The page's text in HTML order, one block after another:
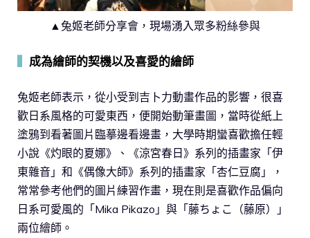
▲兔姬老師分享會，現場湧入眾多粉絲參與
成為繪師的契機以及喜愛的繪師
兔姬老師表示，從小受到吉卜力動畫作品的影響，很喜
歡日系風格的可愛東西，便開始動筆畫圖，當時從紙上
塗鴉到看著圖片臨摹邊看邊畫，大學時期蠻喜歡擔任輕
小說《灼眼的夏娜》、《涼宮春日》系列的插畫家「伊
東雜音」和《偶像大師》系列的插畫家「杏仁豆腐」，
常常參考他們的圖片練習作畫，現在則是喜歡作品偏向
日系可愛風的「Mika Pikazo」與「藤ちょこ（藤原）」
兩位繪師。